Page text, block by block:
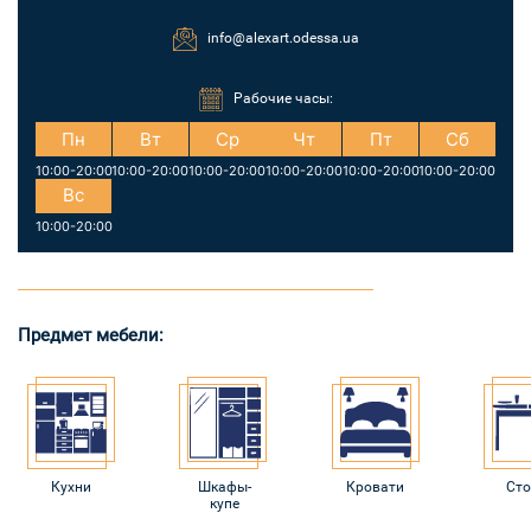
info@alexart.odessa.ua
Рабочие часы:
Пн
10:00-20:00
Вт
10:00-20:00
Ср
10:00-20:00
Чт
10:00-20:00
Пт
10:00-20:00
Сб
10:00-20:00
Вс
10:00-20:00
Предмет мебели:
Кухни
Шкафы-
купе
Кровати